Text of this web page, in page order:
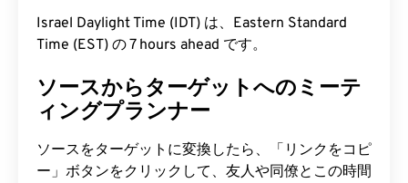
Israel Daylight Time (IDT) は、Eastern Standard
Time (EST) の 7 hours ahead です。
ソースからターゲットへのミーテ
ィングプランナー
ソースをターゲットに変換したら、「リンクをコピ
ー」ボタンをクリックして、友人や同僚とこの時間